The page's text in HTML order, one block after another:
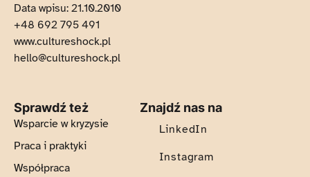
Data wpisu: 21.10.2010
+48 692 795 491
www.cultureshock.pl
Otwiera w nowej karcie
hello@cultureshock.pl
Sprawdź też
Wsparcie w kryzysie
Praca i praktyki
Współpraca
Znajdź nas na
LinkedIn
Instagram